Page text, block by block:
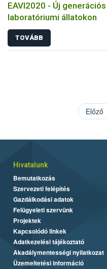
EAVI2020 - Új
laboratóriumi állatokon
TOVÁBB
Előző
Hivatalunk
Bemutatkozás
Szervezeti felépítés
Gazdálkodási adatok
Felügyeleti szervünk
Projektek
Kapcsolódó linkek
Adatkezelési tájékoztató
Akadálymentességi nyilatkozat
Üzemeltetési információ